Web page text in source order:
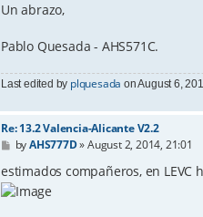
Un abrazo,
Pablo Quesada - AHS571C.
Last edited by plquesada on August 6,
Re: 13.2 Valencia-Alicante V2.2
P
s
t
byAHS777D»August 2, 2014, 21:01
estimados compañeros, en